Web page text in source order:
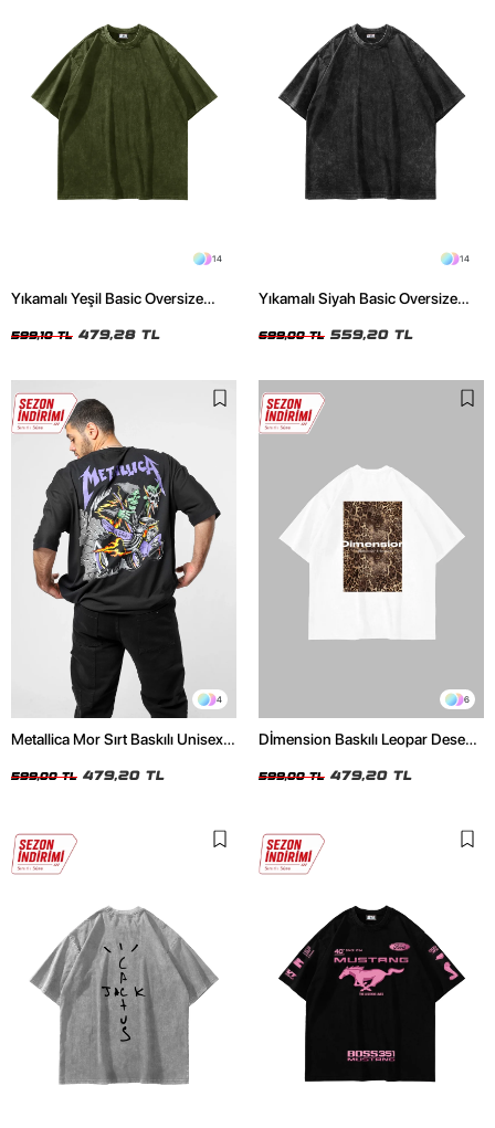
14
Yıkamalı Yeşil Basic Oversize
599,10 TL 479,28 TL
14
Yıkamalı Siyah Basic Oversize
699,00 TL 559,20 TL
4
Metallica Mor Sırt Baskılı Unisex
599,00 TL 479,20 TL
6
Dİmension Baskılı Leopar Desenli
Tshirt
599,00 TL 479,20 TL